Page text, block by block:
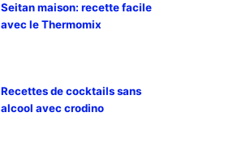
Seitan maison: recette facile
avec le Thermomix
Recettes de cocktails sans
alcool avec crodino